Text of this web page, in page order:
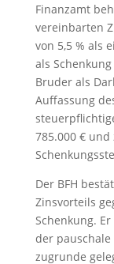
Finanzamt
vereinbarten
von 5,5 % als
als
Bruder als
Auffassung
785.000 €
Der BFH
Zinsvorteils
Schenkung.
der pauschale
zugrunde